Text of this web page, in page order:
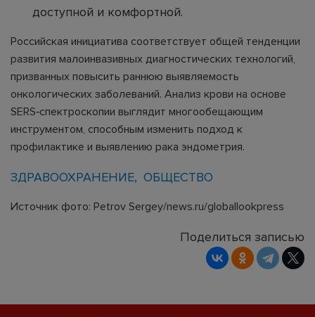
доступной и комфортной.
Российская инициатива соответствует общей тенденции
развития малоинвазивных диагностических технологий,
призванных повысить раннюю выявляемость
онкологических заболеваний. Анализ крови на основе
SERS‑спектроскопии выглядит многообещающим
инструментом, способным изменить подход к
профилактике и выявлению рака эндометрия.
ЗДРАВООХРАНЕНИЕ ОБЩЕСТВО
Источник фото: Petrov Sergey/news.ru/globallookpress
Поделиться записью